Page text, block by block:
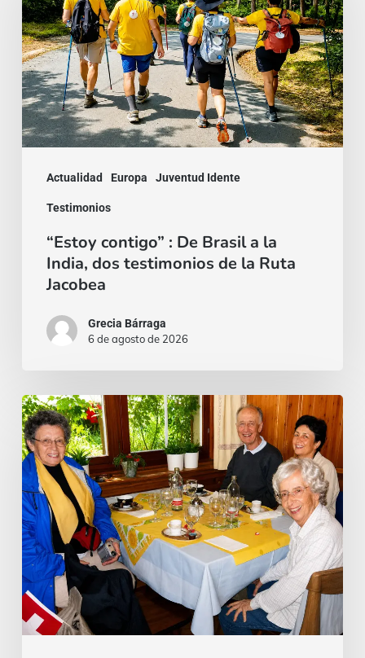
Actualidad Europa Juventud Idente
Testimonios
:
De
Brasil
a
la
India,
Ruta
Jacobea
“Estoy contigo” : De Brasil a la
India, dos testimonios de la Ruta
Jacobea
Grecia Bárraga
6 de agosto de 2026
Cardenal
Camillo
Ruini
un
«fiel
pastor»
paseando
por
los